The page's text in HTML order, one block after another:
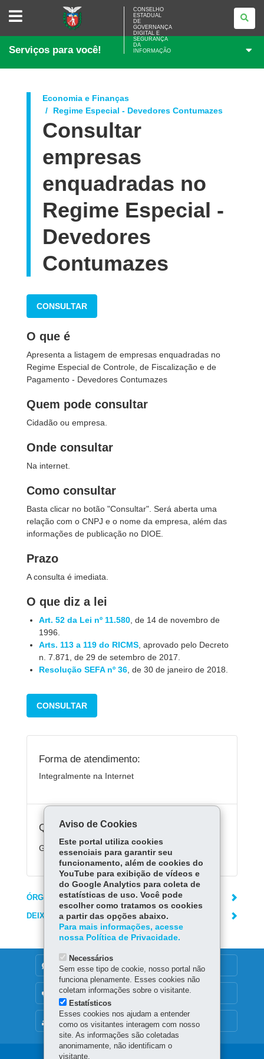
CONSELHO
ESTADUAL
GOVERNANÇA
E
DA
CONSELHO
ESTADUAL
DE
GOVERNANÇA
DIGITAL E
SEGURANÇA
DA
INFORMAÇÃO
Serviços para você!
Economia e Finanças
Regime Especial - Devedores Contumazes
Consultar
empresas
enquadradas no
Regime Especial -
Devedores
Contumazes
CONSULTAR
O que é
Apresenta a listagem de empresas enquadradas no
Regime Especial de Controle, de Fiscalização e de
Pagamento - Devedores Contumazes
Quem pode consultar
Cidadão ou empresa.
Onde consultar
Na internet.
Como consultar
Basta clicar no botão "Consultar". Será aberta uma
relação com o CNPJ e o nome da empresa, além das
informações de publicação no DIOE.
Prazo
A consulta é imediata.
O que diz a lei
Art. 52 da Lei nº 11.580 , de 14 de novembro de
1996.
Arts. 113 a 119 do RICMS , aprovado pelo Decreto
n. 7.871, de 29 de setembro de 2017.
Resolução SEFA nº 36 , de 30 de janeiro de 2018.
CONSULTAR
Forma de atendimento:
Integralmente na Internet
Quanto custa:
Gratuito.
ÓRGÃO RESPONSÁVEL
DEIXE SUA OPINIÃO
MAPA DO SITE
DENUNCIE CORRUPÇÃO
OUVIDORIA
Aviso de Cookies
Este portal utiliza cookies
essenciais para garantir seu
funcionamento, além de cookies do
YouTube para exibição de vídeos e
do Google Analytics para coleta de
estatísticas de uso. Você pode
escolher como tratamos os cookies
a partir das opções abaixo.
Para mais informações, acesse
nossa Política de Privacidade.
Necessários
Sem esse tipo de cookie, nosso portal não
funciona plenamente. Esses cookies não
coletam informações sobre o visitante.
Estatísticos
Esses cookies nos ajudam a entender
como os visitantes interagem com nosso
site. As informações são coletadas
anonimamente, não identificam o
visitante.